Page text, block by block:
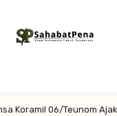
Koramil 06/Teunom